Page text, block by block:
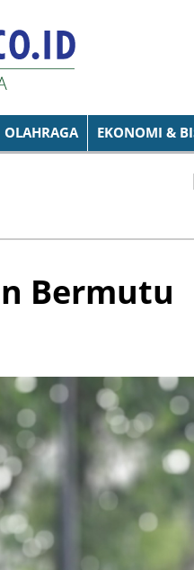
OLAHRAGA EKONOMI &
Bermutu